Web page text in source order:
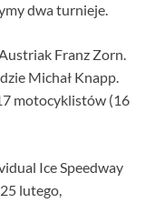
dwa turnieje.
Franz Zorn.
Michał Knapp.
motocyklistów (16
Ice Speedway
lutego,